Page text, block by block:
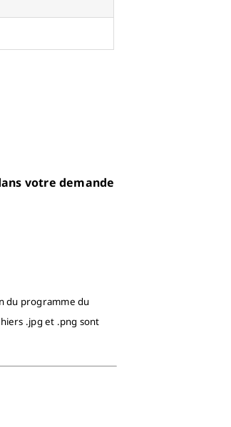
votre demande
du programme du
.jpg et .png sont